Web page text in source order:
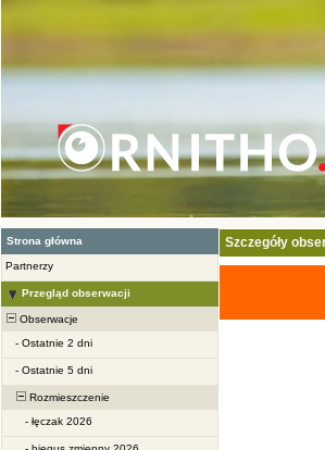
Strona główna
Partnerzy
Przegląd obserwacji
Obserwacje
- Ostatnie 2 dni
- Ostatnie 5 dni
Rozmieszczenie
- łęczak 2026
Szczegóły